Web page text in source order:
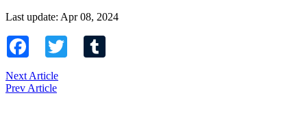
Last update: Apr 08, 2024
Facebook Twitter
Next Article
Prev Article